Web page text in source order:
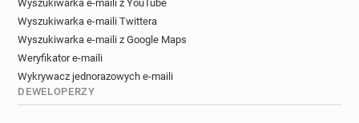
Wyszukiwarka e-maili z YouTube
Wyszukiwarka e-maili Twittera
Wyszukiwarka e-maili z Google Maps
Weryfikator e-maili
Wykrywacz jednorazowych e-maili
DEWELOPERZY